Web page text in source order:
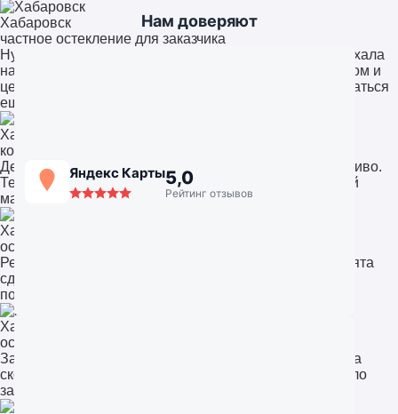
Хабаровск
частное остекление для заказчика
Нужно было остекление офиса. Команда быстро выехала
на замеры, предложили несколько решений. Качеством и
ценой остались довольны, обязательно будем обращаться
ещё.
Хабаровск
компания «СтройАльянс++»
Делал остекление лоджии. Всё чисто, аккуратно, красиво.
Теперь это полноценная комната, а не склад. Работой
мастеров доволен на 100%.
Хабаровск
остекление квартиры
Решили поставить панорамные окна в гостиную. Ребята
сделали всё очень профессионально, учли наши
пожелания. Теперь вид на сад просто потрясающий.
Хабаровск
остекление коттеджа в под Хабаровском
Заказывала замену окон в квартире. Приятно удивила
скорость и внимание к деталям. После установки стало
заметно теплее и тише. Отличная компания!
Нам доверяют
Яндекс Карты5,0
Рейтинг отзывов